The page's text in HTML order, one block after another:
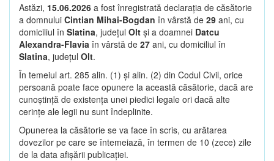
Astăzi, 15.06.2026 a fost înregistrată declarația de căsătorie
a domnului Cintian Mihai-Bogdan în vârstă de 29 ani, cu
domiciliul în Slatina, județul Olt și a doamnei Datcu
Alexandra-Flavia în vârstă de 27 ani, cu domiciliul în
Slatina, județul Olt.
În temeiul art. 285 alin. (1) și alin. (2) din Codul Civil, orice
persoană poate face opunere la această căsătorie, dacă are
cunoștință de existența unei piedici legale ori dacă alte
cerințe ale legii nu sunt îndeplinite.
Opunerea la căsătorie se va face în scris, cu arătarea
dovezilor pe care se întemeiază, în termen de 10 (zece) zile
de la data afișării publicației.